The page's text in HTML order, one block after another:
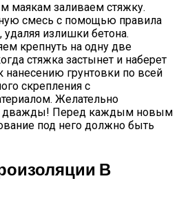
маякам заливаем стяжку.
смесь с помощью правила
излишки бетона.
крепнуть на одну две
стяжка застынет и наберет
нанесению грунтовки по всей
скрепления с
Желательно
дважды! Перед каждым новым
под него должно быть
В